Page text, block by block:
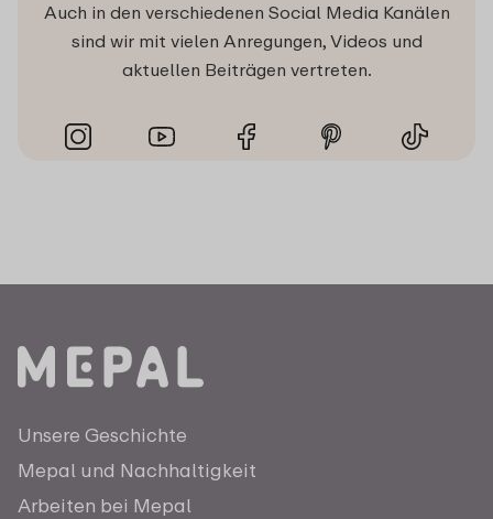
Auch in den verschiedenen Social Media Kanälen
sind wir mit vielen Anregungen, Videos und
aktuellen Beiträgen vertreten.
Unsere Geschichte
Mepal und Nachhaltigkeit
Arbeiten bei Mepal